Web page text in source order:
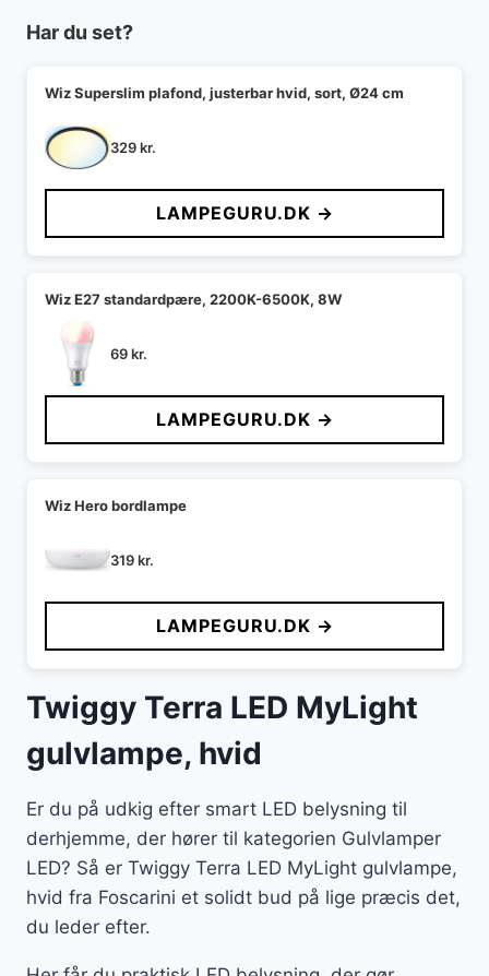
Har du set?
Wiz Superslim plafond, justerbar hvid, sort, Ø24 cm
329kr.
LAMPEGURU.DK →
Wiz E27 standardpære, 2200K-6500K, 8W
69kr.
LAMPEGURU.DK →
Wiz Hero bordlampe
319kr.
LAMPEGURU.DK →
Twiggy Terra LED MyLight
gulvlampe, hvid
Er du på udkig efter smart LED belysning til
derhjemme, der hører til kategorien Gulvlamper
LED? Så er Twiggy Terra LED MyLight gulvlampe,
hvid fra Foscarini et solidt bud på lige præcis det,
du leder efter.